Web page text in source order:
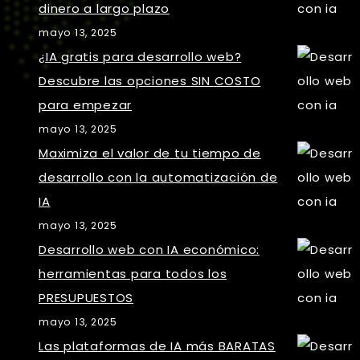
dinero a largo plazo
mayo 13, 2025
¿IA gratis para desarrollo web?
Descubre las opciones SIN COSTO
para empezar
mayo 13, 2025
Maximiza el valor de tu tiempo de
desarrollo con la automatización de
IA
mayo 13, 2025
Desarrollo web con IA económico:
herramientas para todos los
PRESUPUESTOS
mayo 13, 2025
Las plataformas de IA más BARATAS